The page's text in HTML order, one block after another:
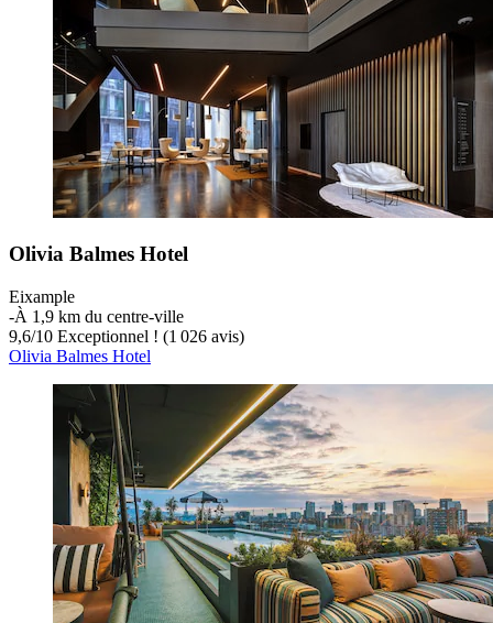
Olivia Balmes Hotel
Eixample
‐À 1,9 km du centre-ville
9,6/10 Exceptionnel ! (1 026 avis)
Olivia Balmes Hotel